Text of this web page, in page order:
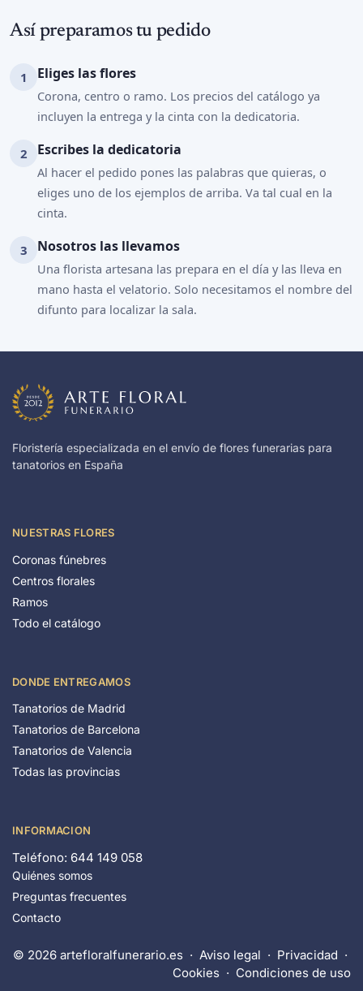
Así preparamos tu pedido
Eliges las flores
Corona, centro o ramo. Los precios del catálogo ya
incluyen la entrega y la cinta con la dedicatoria.
Escribes la dedicatoria
Al hacer el pedido pones las palabras que quieras, o
eliges uno de los ejemplos de arriba. Va tal cual en la
cinta.
Nosotros las llevamos
Una florista artesana las prepara en el día y las lleva en
mano hasta el velatorio. Solo necesitamos el nombre del
difunto para localizar la sala.
Floristería especializada en el envío de flores funerarias para
tanatorios en España
NUESTRAS FLORES
Coronas fúnebres
Centros florales
Ramos
Todo el catálogo
DONDE ENTREGAMOS
Tanatorios de Madrid
Tanatorios de Barcelona
Tanatorios de Valencia
Todas las provincias
INFORMACION
Teléfono: 644 149 058
Quiénes somos
Preguntas frecuentes
Contacto
© 2026 artefloralfunerario.es · Aviso legal · Privacidad ·
Cookies · Condiciones de uso